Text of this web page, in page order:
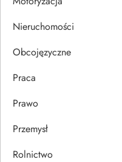
u
Nieruchomości
Obcojęzyczne
Praca
Prawo
Przemysł
Rolnictwo